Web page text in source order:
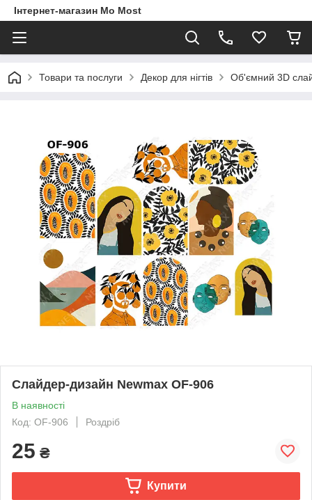
Інтернет-магазин Mo Most
Товари та послуги Декор для нігтів Об'ємний 3D
Слайдер-дизайн Newmax OF-906
В наявності
Код: OF-906
Роздріб
25 ₴
Купити